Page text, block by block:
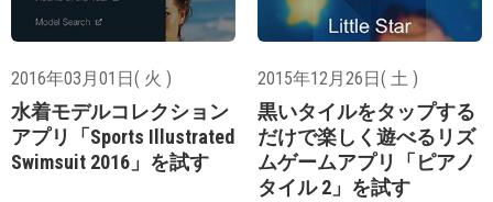
2016年03月01日( 火 )
水着モデルコレクション
アプリ「Sports Illustrated
Swimsuit 2016」を試す
2015年12月26日( 土 )
黒いタイルをタップする
だけで楽しく遊べるリズ
ムゲームアプリ「ピアノ
タイル 2」を試す